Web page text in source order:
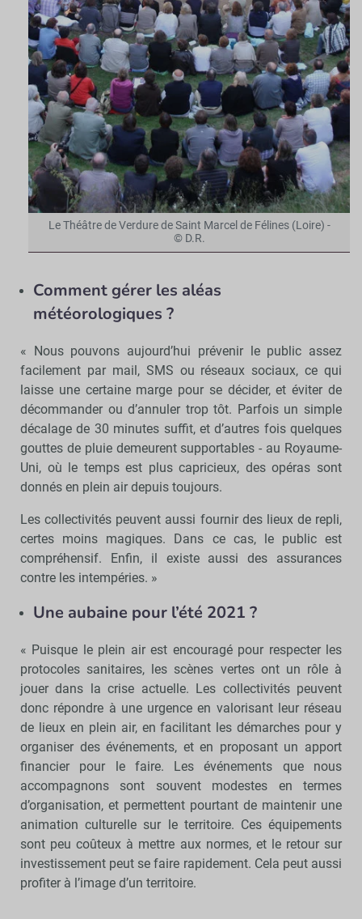
Le Théâtre de Verdure de Saint Marcel de Félines (Loire) -
© D.R.
Comment gérer les aléas
météorologiques ?
« Nous pouvons aujourd’hui prévenir le public assez
facilement par mail, SMS ou réseaux sociaux, ce qui
laisse une certaine marge pour se décider, et éviter de
décommander ou d’annuler trop tôt. Parfois un simple
décalage de 30 minutes suffit, et d’autres fois quelques
gouttes de pluie demeurent supportables - au Royaume-
Uni, où le temps est plus capricieux, des opéras sont
donnés en plein air depuis toujours.
Les collectivités peuvent aussi fournir des lieux de repli,
certes moins magiques. Dans ce cas, le public est
compréhensif. Enfin, il existe aussi des assurances
contre les intempéries. »
Une aubaine pour l’été 2021 ?
« Puisque le plein air est encouragé pour respecter les
protocoles sanitaires, les scènes vertes ont un rôle à
jouer dans la crise actuelle. Les collectivités peuvent
donc répondre à une urgence en valorisant leur réseau
de lieux en plein air, en facilitant les démarches pour y
organiser des événements, et en proposant un apport
financier pour le faire. Les événements que nous
accompagnons sont souvent modestes en termes
d’organisation, et permettent pourtant de maintenir une
animation culturelle sur le territoire. Ces équipements
sont peu coûteux à mettre aux normes, et le retour sur
investissement peut se faire rapidement. Cela peut aussi
profiter à l’image d’un territoire.